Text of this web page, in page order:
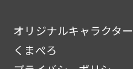
オリジナルキャラクター
くまぺろ